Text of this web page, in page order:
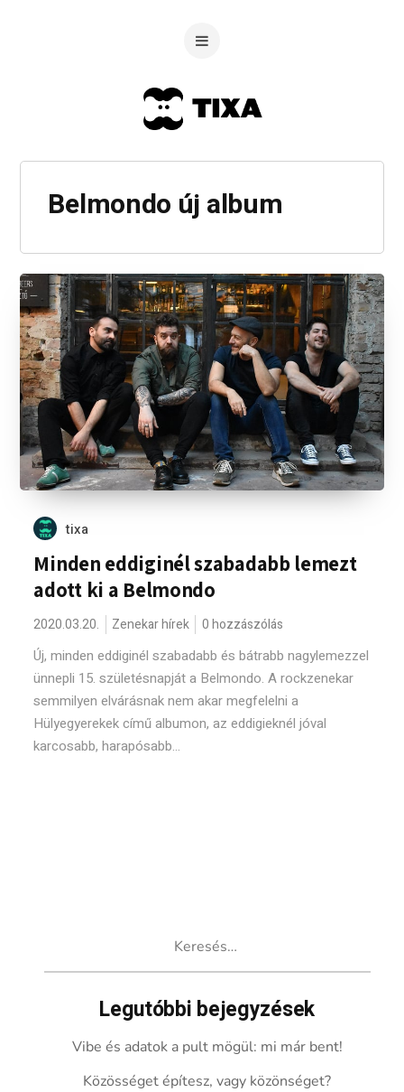
Belmondo új album
tixa
Minden eddiginél szabadabb lemezt
adott ki a Belmondo
2020.03.20. Zenekar hírek 0 hozzászólás
Új, minden eddiginél szabadabb és bátrabb nagylemezzel
ünnepli 15. születésnapját a Belmondo. A rockzenekar
semmilyen elvárásnak nem akar megfelelni a
Hülyegyerekek című albumon, az eddigieknél jóval
karcosabb, harapósabb...
Legutóbbi bejegyzések
Vibe és adatok a pult mögül: mi már bent!
Közösséget építesz, vagy közönséget?